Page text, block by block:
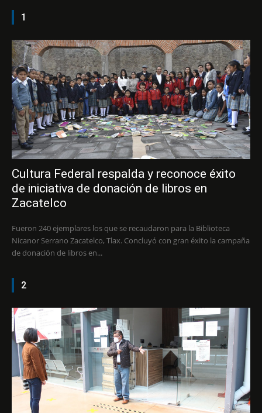
1
Cultura Federal respalda y reconoce éxito
de iniciativa de donación de libros en
Zacatelco
Fueron 240 ejemplares los que se recaudaron para la Biblioteca
Nicanor Serrano Zacatelco, Tlax. Concluyó con gran éxito la campaña
de donación de libros en...
2